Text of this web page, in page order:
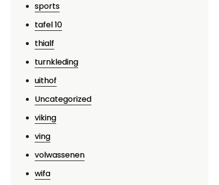
sports
tafel 10
thialf
turnkleding
uithof
Uncategorized
viking
ving
volwassenen
wifa